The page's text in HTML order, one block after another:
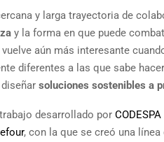
y larga trayectoria de
y la forma en que puede
aún más interesante
diferentes a las que sabe
diseñar soluciones sostenibles a
desarrollado por CODESPA
, con la que se creó una